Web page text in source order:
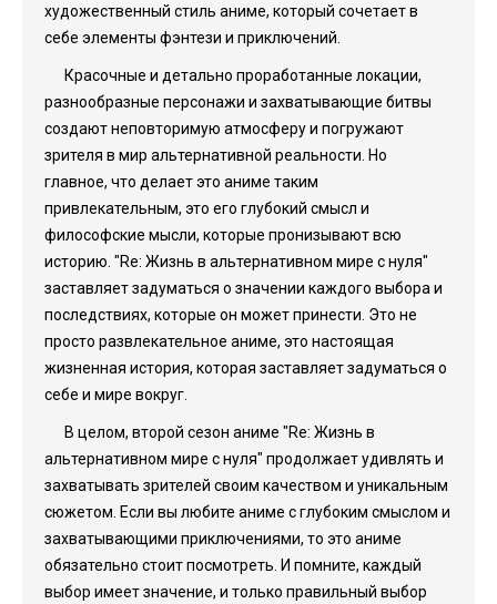
художественный стиль аниме, который сочетает в
себе элементы фэнтези и приключений.
Красочные и детально проработанные локации,
разнообразные персонажи и захватывающие битвы
создают неповторимую атмосферу и погружают
зрителя в мир альтернативной реальности. Но
главное, что делает это аниме таким
привлекательным, это его глубокий смысл и
философские мысли, которые пронизывают всю
историю. "Re: Жизнь в альтернативном мире с нуля"
заставляет задуматься о значении каждого выбора и
последствиях, которые он может принести. Это не
просто развлекательное аниме, это настоящая
жизненная история, которая заставляет задуматься о
себе и мире вокруг.
В целом, второй сезон аниме "Re: Жизнь в
альтернативном мире с нуля" продолжает удивлять и
захватывать зрителей своим качеством и уникальным
сюжетом. Если вы любите аниме с глубоким смыслом и
захватывающими приключениями, то это аниме
обязательно стоит посмотреть. И помните, каждый
выбор имеет значение, и только правильный выбор